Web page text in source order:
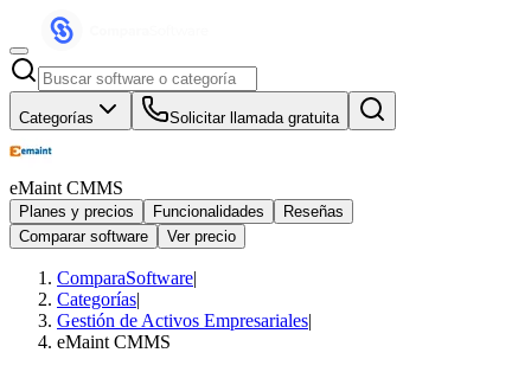
Categorías Solicitar llamada gratuita
eMaint CMMS
Planes y precios Funcionalidades
Reseñas
Comparar software
Ver precio
ComparaSoftware|
Categorías|
Gestión de Activos Empresariales|
eMaint CMMS